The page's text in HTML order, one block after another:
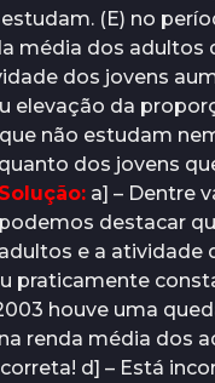
(E) no
média dos adultos
dos jovens
elevação da
não estudam
dos jovens
Solução: a] – Dentre
destacar
e a atividade
praticamente
houve uma
renda média dos
d] – Está